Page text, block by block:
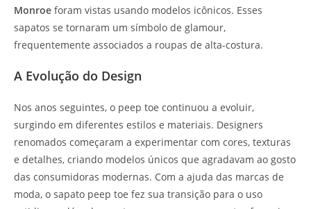
Monroe foram vistas usando modelos icônicos. Esses
sapatos se tornaram um símbolo de glamour,
frequentemente associados a roupas de alta-costura.
A Evolução do Design
Nos anos seguintes, o peep toe continuou a evoluir,
surgindo em diferentes estilos e materiais. Designers
renomados começaram a experimentar com cores, texturas
e detalhes, criando modelos únicos que agradavam ao gosto
das consumidoras modernas. Com a ajuda das marcas de
moda, o sapato peep toe fez sua transição para o uso